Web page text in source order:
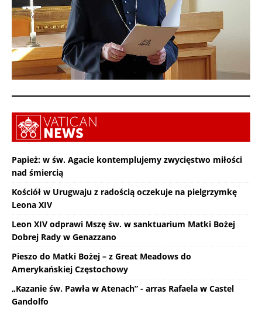
Papież: w św. Agacie kontemplujemy zwycięstwo miłości
nad śmiercią
Kościół w Urugwaju z radością oczekuje na pielgrzymkę
Leona XIV
Leon XIV odprawi Mszę św. w sanktuarium Matki Bożej
Dobrej Rady w Genazzano
Pieszo do Matki Bożej – z Great Meadows do
Amerykańskiej Częstochowy
„Kazanie św. Pawła w Atenach” - arras Rafaela w Castel
Gandolfo